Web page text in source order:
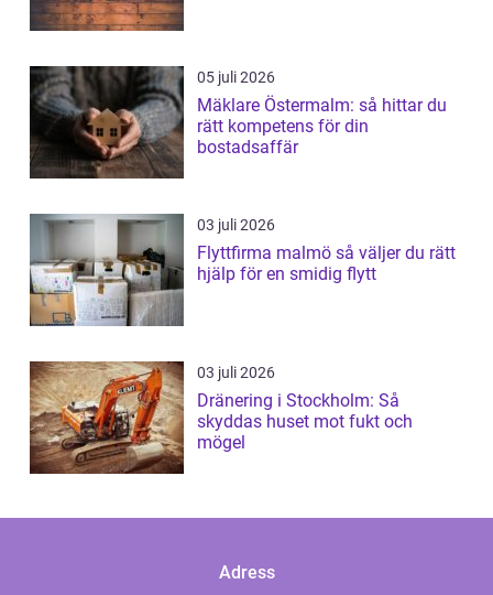
05 juli 2026
Mäklare Östermalm: så hittar du
rätt kompetens för din
bostadsaffär
03 juli 2026
Flyttfirma malmö så väljer du rätt
hjälp för en smidig flytt
03 juli 2026
Dränering i Stockholm: Så
skyddas huset mot fukt och
mögel
Adress